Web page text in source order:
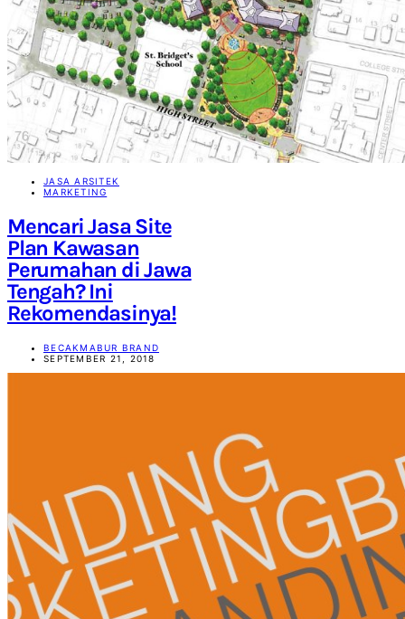
JASA ARSITEK
MARKETING
Mencari Jasa Site
Plan Kawasan
Perumahan di Jawa
Tengah? Ini
Rekomendasinya!
BECAKMABUR BRAND
SEPTEMBER 21, 2018